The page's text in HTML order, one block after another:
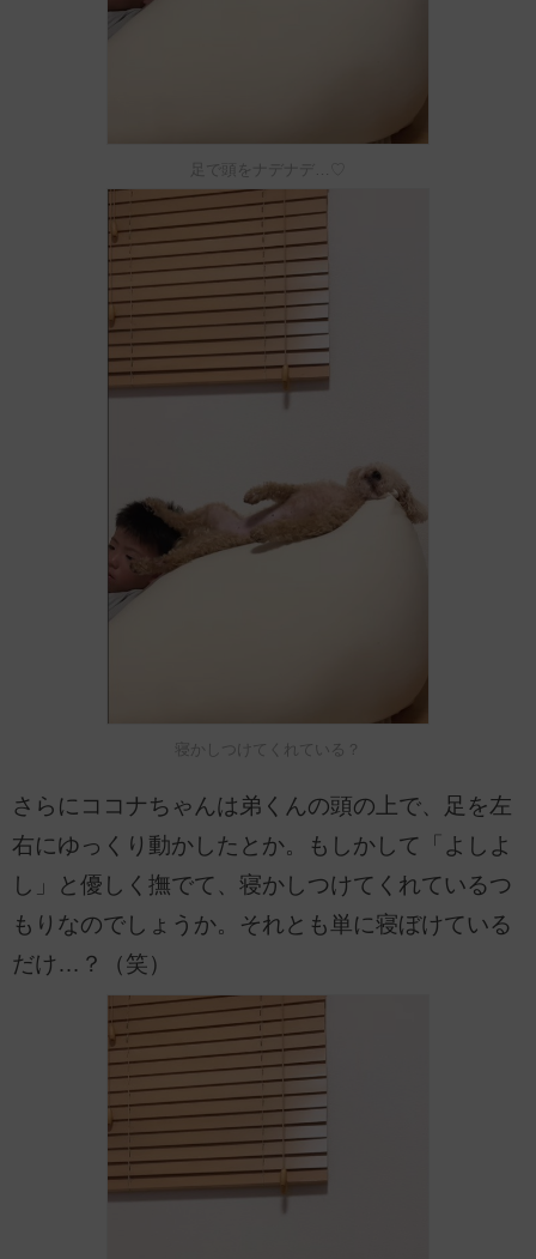
足で頭をナデナデ…♡
寝かしつけてくれている？
さらにココナちゃんは弟くんの頭の上で、足を左
右にゆっくり動かしたとか。もしかして「よしよ
し」と優しく撫でて、寝かしつけてくれているつ
もりなのでしょうか。それとも単に寝ぼけている
だけ…？（笑）